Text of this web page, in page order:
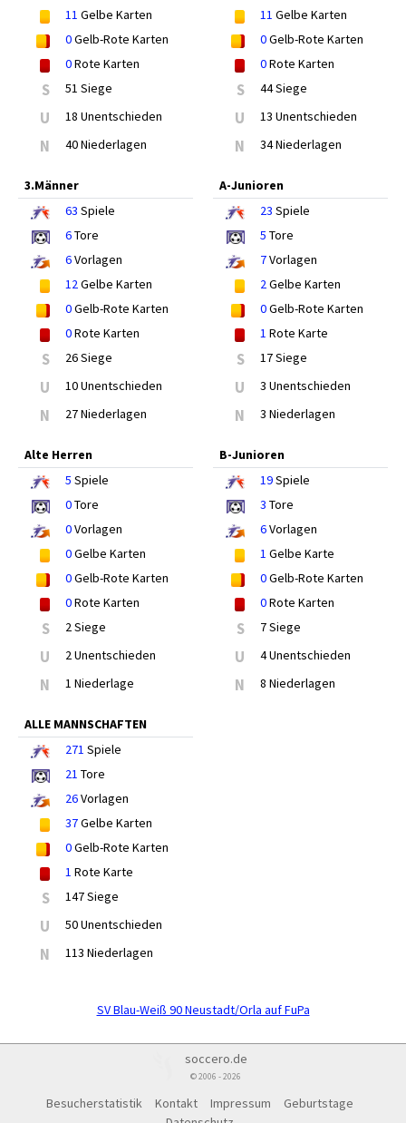
11 Gelbe Karten
0Gelb-Rote Karten
0Rote Karten
S 51 Siege
U 18 Unentschieden
N 40 Niederlagen
11 Gelbe Karten
0Gelb-Rote Karten
0Rote Karten
S 44 Siege
U 13 Unentschieden
N 34 Niederlagen
3.Männer
63 Spiele
6Tore
6Vorlagen
12Gelbe Karten
0Gelb-Rote Karten
0Rote Karten
S 26 Siege
U 10 Unentschieden
N 27 Niederlagen
A-Junioren
23 Spiele
5 Tore
7Vorlagen
2Gelbe Karten
0Gelb-Rote Karten
1 Rote Karte
S 17 Siege
U 3 Unentschieden
N 3 Niederlagen
Alte Herren
5 Spiele
0Tore
0Vorlagen
0Gelbe Karten
0Gelb-Rote Karten
0Rote Karten
S 2 Siege
U 2 Unentschieden
N 1 Niederlage
B-Junioren
19Spiele
3 Tore
6Vorlagen
1 Gelbe Karte
0Gelb-Rote Karten
0Rote Karten
S 7 Siege
U 4 Unentschieden
N 8 Niederlagen
ALLE MANNSCHAFTEN
271 Spiele
21 Tore
26Vorlagen
37Gelbe Karten
0Gelb-Rote Karten
1 Rote Karte
S 147 Siege
U 50 Unentschieden
N 113 Niederlagen
SV Blau-Weiß 90 Neustadt/Orla auf FuPa
soccero.de
© 2006 - 2026
Besucherstatistik Kontakt Impressum
Geburtstage